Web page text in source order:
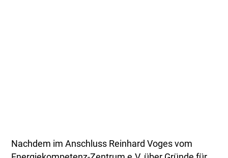
Nachdem im Anschluss Reinhard Voges vom